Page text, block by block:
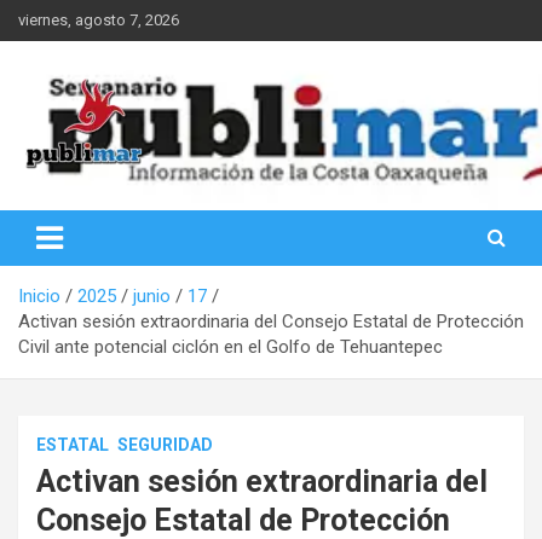
Saltar
al
viernes, agosto 7, 2026
PubliMar
Inicio 2025 junio
17
Activan sesión extraordinaria del Consejo Estatal de Protección
Civil ante potencial ciclón en el Golfo de Tehuantepec
ESTATAL SEGURIDAD
Activan sesión extraordinaria del
Consejo Estatal de Protección